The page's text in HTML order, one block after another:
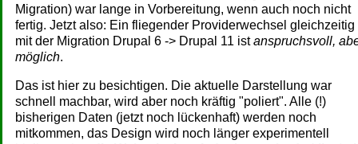
Migration) war lange in Vorbereitung, wenn auch noch nicht
fertig. Jetzt also: Ein fliegender Providerwechsel gleichzeitig
mit der Migration Drupal 6 -> Drupal 11 istanspruchsvoll,
möglich.
Das ist hier zu besichtigen. Die aktuelle Darstellung war
schnell machbar, wird aber noch kräftig "poliert". Alle (!)
bisherigen Daten (jetzt noch lückenhaft) werden noch
mitkommen, das Design wird noch länger experimentell